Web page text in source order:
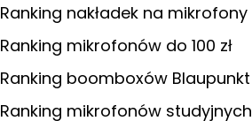
Ranking nakładek na mikrofony
Ranking mikrofonów do 100 zł
Ranking boomboxów Blaupunkt
Ranking mikrofonów studyjnych